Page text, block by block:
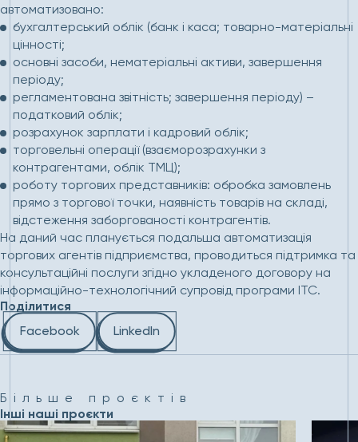
Поділитися
Facebook
LinkedIn
автоматизовано:
бухгалтерський облік (банк і каса; товарно-матеріальні
цінності;
основні засоби, нематеріальні активи, завершення
періоду;
регламентована звітність; завершення періоду) –
податковий облік;
розрахунок зарплати і кадровий облік;
торговельні операції (взаєморозрахунки з
контрагентами, облік ТМЦ);
роботу торгових представників: обробка замовлень
прямо з торгової точки, наявність товарів на складі,
відстеження заборгованості контрагентів.
На даний час планується подальша автоматизація
торгових агентів підприємства, проводиться підтримка та
консультаційні послуги згідно укладеного договору на
інформаційно-технологічний супровід програми ІТС.
Більше проєктів
Інші наші проєкти